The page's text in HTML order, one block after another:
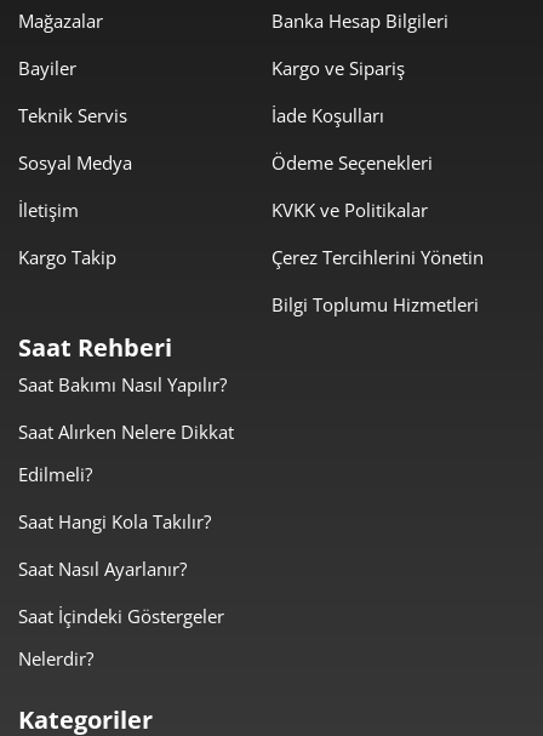
Mağazalar
Bayiler
Teknik Servis
Sosyal Medya
İletişim
Kargo Takip
Banka Hesap Bilgileri
Kargo ve Sipariş
İade Koşulları
Ödeme Seçenekleri
KVKK ve Politikalar
Çerez Tercihlerini Yönetin
Bilgi Toplumu Hizmetleri
Saat Rehberi
Saat Bakımı Nasıl Yapılır?
Saat Alırken Nelere Dikkat
Edilmeli?
Saat Hangi Kola Takılır?
Saat Nasıl Ayarlanır?
Saat İçindeki Göstergeler
Nelerdir?
Kategoriler